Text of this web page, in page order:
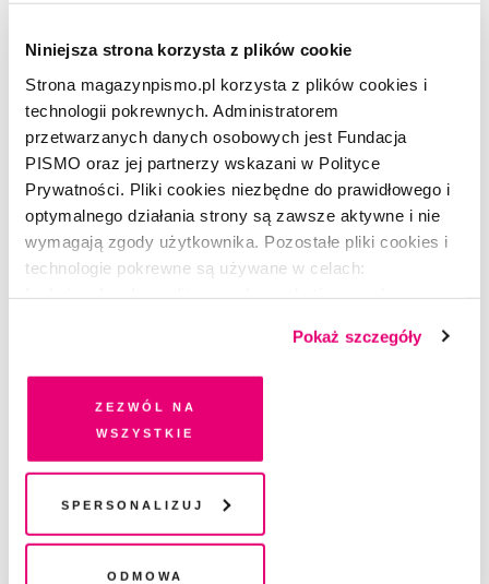
Niniejsza strona korzysta z plików cookie
Strona magazynpismo.pl korzysta z plików cookies i
technologii pokrewnych. Administratorem
przetwarzanych danych osobowych jest Fundacja
PISMO oraz jej partnerzy wskazani w Polityce
Prywatności. Pliki cookies niezbędne do prawidłowego i
optymalnego działania strony są zawsze aktywne i nie
wymagają zgody użytkownika. Pozostałe pliki cookies i
technologie pokrewne są używane w celach:
dobrowolną zgodę na pliki cookies i technologie
pokrewne, zgadzasz się na przechowywanie informacji
na Twoim urządzeniu końcowym lub dostęp do niego i
przetwarzanie danych. Zgodę na wszystkie lub niektóre
chwili wycofać lub ponowić w zakładce "Ustawienia
plików cookie". Wycofanie zgody nie wpływa na
legalność przetwarzania danych przed jej wycofaniem
Pokaż szczegóły
Zezwól na
wszystkie
Spersonalizuj
Odmowa
POEZJA
Wiersz bez tytułu
MARIANNA KIJANOWSKA